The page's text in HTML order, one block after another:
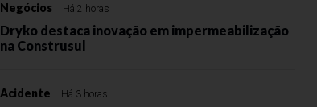
Negócios Há 2 horas
Dryko destaca inovação em impermeabilização
na Construsul
Acidente Há 3 horas